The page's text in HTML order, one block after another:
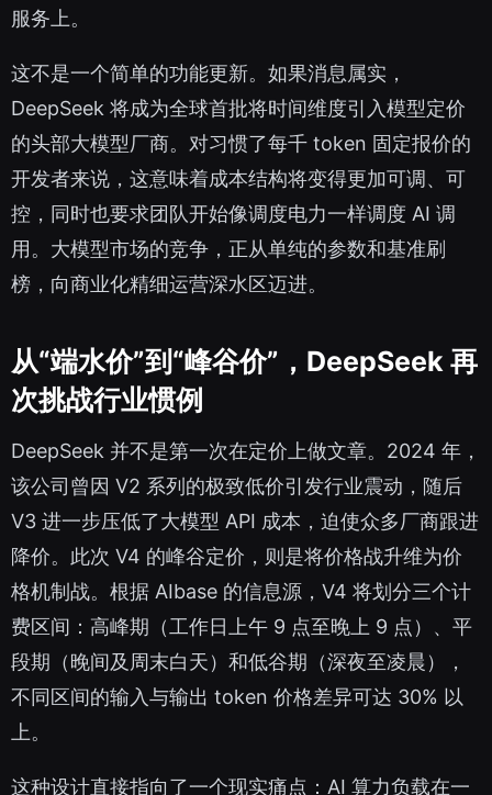
服务上。
这不是一个简单的功能更新。如果消息属实，
DeepSeek 将成为全球首批将时间维度引入模型定价
的头部大模型厂商。对习惯了每千 token 固定报价的
开发者来说，这意味着成本结构将变得更加可调、可
控，同时也要求团队开始像调度电力一样调度 AI 调
用。大模型市场的竞争，正从单纯的参数和基准刷
榜，向商业化精细运营深水区迈进。
从“端水价”到“峰谷价”，DeepSeek 再
次挑战行业惯例
DeepSeek 并不是第一次在定价上做文章。2024 年，
该公司曾因 V2 系列的极致低价引发行业震动，随后
V3 进一步压低了大模型 API 成本，迫使众多厂商跟进
降价。此次 V4 的峰谷定价，则是将价格战升维为价
格机制战。根据 AIbase 的信息源，V4 将划分三个计
费区间：高峰期（工作日上午 9 点至晚上 9 点）、平
段期（晚间及周末白天）和低谷期（深夜至凌晨），
不同区间的输入与输出 token 价格差异可达 30% 以
上。
这种设计直接指向了一个现实痛点：AI 算力负载在一